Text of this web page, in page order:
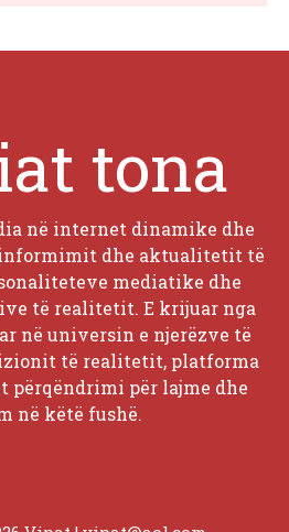
tona
në internet dinamike dhe
dhe aktualitetit të
mediatike dhe
të realitetit. E krijuar nga
në universin e njerëzve të
të realitetit, platforma
përqëndrimi për lajme dhe
në këtë fushë.